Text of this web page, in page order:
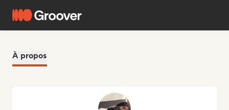
À propos